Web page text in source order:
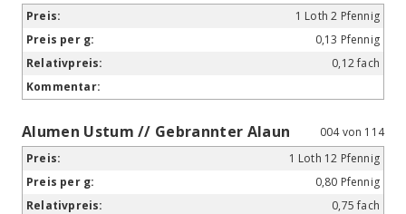
1 Loth 2 Pfennig
0,13 Pfennig
0,12 fach
Alumen Ustum // Gebrannter Alaun
004 von 114
1 Loth 12 Pfennig
0,80 Pfennig
0,75 fach